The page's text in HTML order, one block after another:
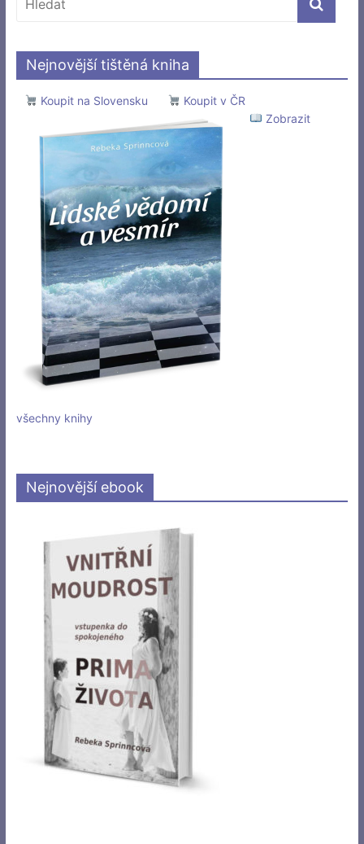
Nejnovější tištěná kniha
Koupit na Slovensku
Koupit v ČR
Zobrazit
všechny knihy
Nejnovější ebook